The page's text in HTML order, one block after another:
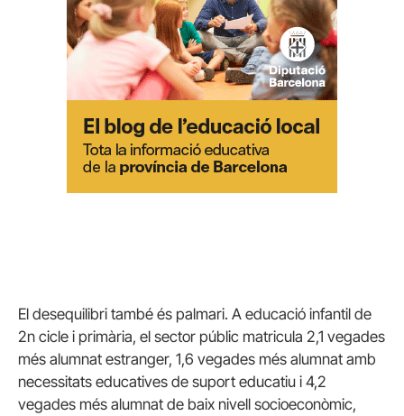
El desequilibri també és palmari. A educació infantil de
2n cicle i primària, el sector públic matricula 2,1 vegades
més alumnat estranger, 1,6 vegades més alumnat amb
necessitats educatives de suport educatiu i 4,2
vegades més alumnat de baix nivell socioeconòmic,